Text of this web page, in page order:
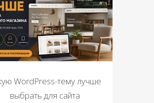
WordPress-тему лучше
выбрать для сайта